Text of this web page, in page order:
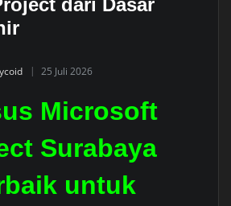
dari Dasar
25 Juli 2026
Microsoft
Surabaya
untuk